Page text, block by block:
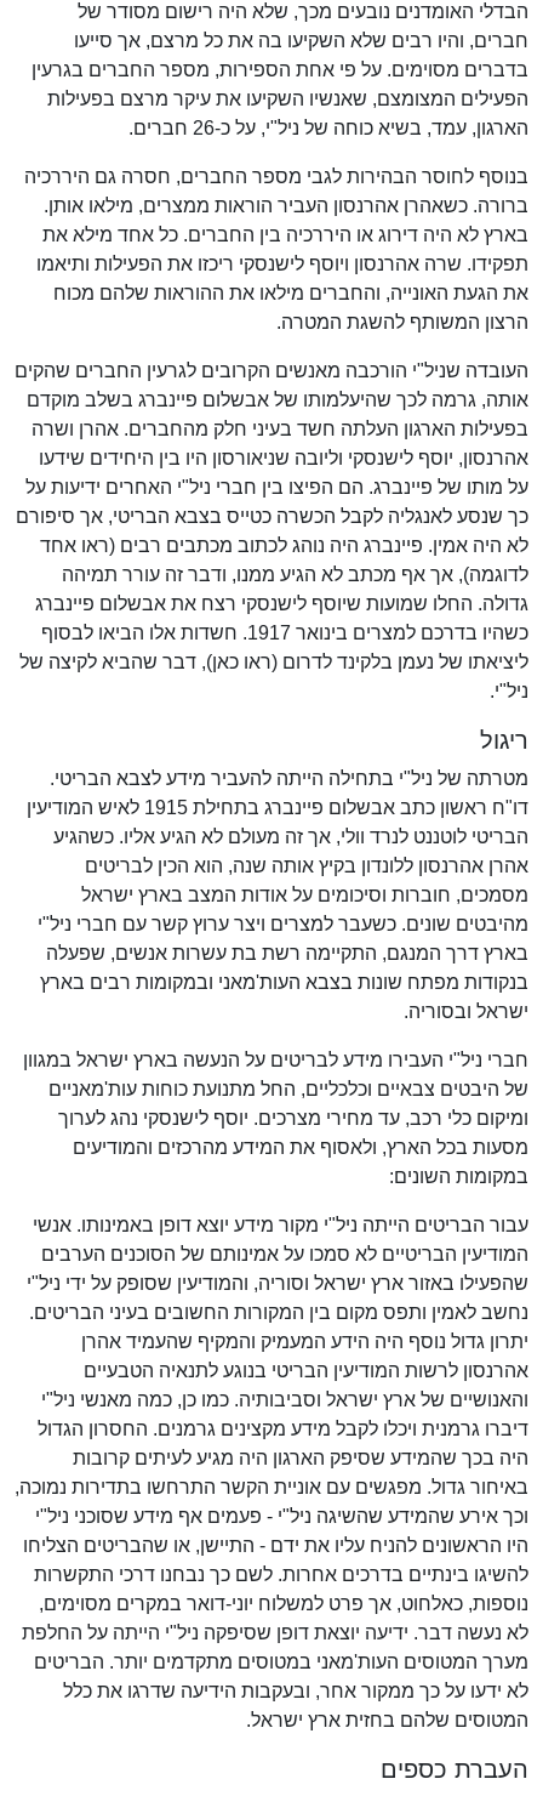
הבדלי האומדנים נובעים מכך, שלא היה רישום מסודר של
חברים, והיו רבים שלא השקיעו בה את כל מרצם, אך סייעו
בדברים מסוימים. על פי אחת הספירות, מספר החברים בגרעין
הפעילים המצומצם, שאנשיו השקיעו את עיקר מרצם בפעילות
הארגון, עמד, בשיא כוחה של ניל"י, על כ-26 חברים.
בנוסף לחוסר הבהירות לגבי מספר החברים, חסרה גם היררכיה
ברורה. כשאהרן אהרנסון העביר הוראות ממצרים, מילאו אותן.
בארץ לא היה דירוג או היררכיה בין החברים. כל אחד מילא את
תפקידו. שרה אהרנסון ויוסף לישנסקי ריכזו את הפעילות ותיאמו
את הגעת האונייה, והחברים מילאו את ההוראות שלהם מכוח
הרצון המשותף להשגת המטרה.
העובדה שניל"י הורכבה מאנשים הקרובים לגרעין החברים שהקים
אותה, גרמה לכך שהיעלמותו של אבשלום פיינברג בשלב מוקדם
בפעילות הארגון העלתה חשד בעיני חלק מהחברים. אהרן ושרה
אהרנסון, יוסף לישנסקי וליובה שניאורסון היו בין היחידים שידעו
על מותו של פיינברג. הם הפיצו בין חברי ניל"י האחרים ידיעות על
כך שנסע לאנגליה לקבל הכשרה כטייס בצבא הבריטי, אך סיפורם
לא היה אמין. פיינברג היה נוהג לכתוב מכתבים רבים (ראו אחד
לדוגמה), אך אף מכתב לא הגיע ממנו, ודבר זה עורר תמיהה
גדולה. החלו שמועות שיוסף לישנסקי רצח את אבשלום פיינברג
כשהיו בדרכם למצרים בינואר 1917. חשדות אלו הביאו לבסוף
ליציאתו של נעמן בלקינד לדרום (ראו כאן), דבר שהביא לקיצה של
ניל"י.
ריגול
מטרתה של ניל"י בתחילה הייתה להעביר מידע לצבא הבריטי.
דו"ח ראשון כתב אבשלום פיינברג בתחילת 1915 לאיש המודיעין
הבריטי לוטננט לנרד וולי, אך זה מעולם לא הגיע אליו. כשהגיע
אהרן אהרנסון ללונדון בקיץ אותה שנה, הוא הכין לבריטים
מסמכים, חוברות וסיכומים על אודות המצב בארץ ישראל
מהיבטים שונים. כשעבר למצרים ויצר ערוץ קשר עם חברי ניל"י
בארץ דרך המנגם, התקיימה רשת בת עשרות אנשים, שפעלה
בנקודות מפתח שונות בצבא העות'מאני ובמקומות רבים בארץ
ישראל ובסוריה.
חברי ניל"י העבירו מידע לבריטים על הנעשה בארץ ישראל במגוון
של היבטים צבאיים וכלכליים, החל מתנועת כוחות עות'מאניים
ומיקום כלי רכב, עד מחירי מצרכים. יוסף לישנסקי נהג לערוך
מסעות בכל הארץ, ולאסוף את המידע מהרכזים והמודיעים
במקומות השונים:
עבור הבריטים הייתה ניל"י מקור מידע יוצא דופן באמינותו. אנשי
המודיעין הבריטיים לא סמכו על אמינותם של הסוכנים הערבים
שהפעילו באזור ארץ ישראל וסוריה, והמודיעין שסופק על ידי ניל"י
נחשב לאמין ותפס מקום בין המקורות החשובים בעיני הבריטים.
יתרון גדול נוסף היה הידע המעמיק והמקיף שהעמיד אהרן
אהרנסון לרשות המודיעין הבריטי בנוגע לתנאיה הטבעיים
והאנושיים של ארץ ישראל וסביבותיה. כמו כן, כמה מאנשי ניל"י
דיברו גרמנית ויכלו לקבל מידע מקצינים גרמנים. החסרון הגדול
היה בכך שהמידע שסיפק הארגון היה מגיע לעיתים קרובות
באיחור גדול. מפגשים עם אוניית הקשר התרחשו בתדירות נמוכה,
וכך אירע שהמידע שהשיגה ניל"י - פעמים אף מידע שסוכני ניל"י
היו הראשונים להניח עליו את ידם - התיישן, או שהבריטים הצליחו
להשיגו בינתיים בדרכים אחרות. לשם כך נבחנו דרכי התקשרות
נוספות, כאלחוט, אך פרט למשלוח יוני-דואר במקרים מסוימים,
לא נעשה דבר. ידיעה יוצאת דופן שסיפקה ניל"י הייתה על החלפת
מערך המטוסים העות'מאני במטוסים מתקדמים יותר. הבריטים
לא ידעו על כך ממקור אחר, ובעקבות הידיעה שדרגו את כלל
המטוסים שלהם בחזית ארץ ישראל.
העברת כספים